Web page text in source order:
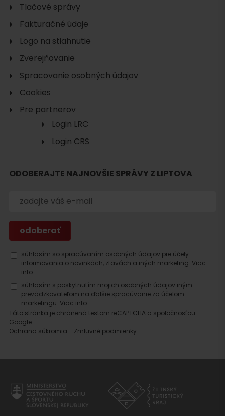
Hľadať
Tlačové správy
Fakturačné údaje
Logo na stiahnutie
Zverejňovanie
Spracovanie osobných údajov
Cookies
Pre partnerov
Login LRC
Login CRS
ODOBERAJTE NAJNOVŠIE SPRÁVY Z LIPTOVA
súhlasím so spracúvaním osobných údajov pre účely
informovania o novinkách, zľavách a iných marketing. Viac
info.
súhlasím s poskytnutím mojich osobných údajov iným
prevádzkovateľom na ďalšie spracúvanie za účelom
marketingu. Viac info.
Táto stránka je chránená testom reCAPTCHA a spoločnosťou
Google.
Ochrana súkromia - Zmluvné podmienky